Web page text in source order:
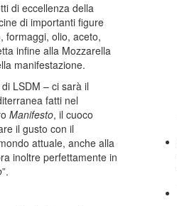
di eccellenza della
di importanti figure
formaggi, olio, aceto,
infine alla Mozzarella
manifestazione.
LSDM – ci sarà il
fatti nel
Manifesto, il cuoco
il gusto con il
attuale, anche alla
inoltre perfettamente in
”.